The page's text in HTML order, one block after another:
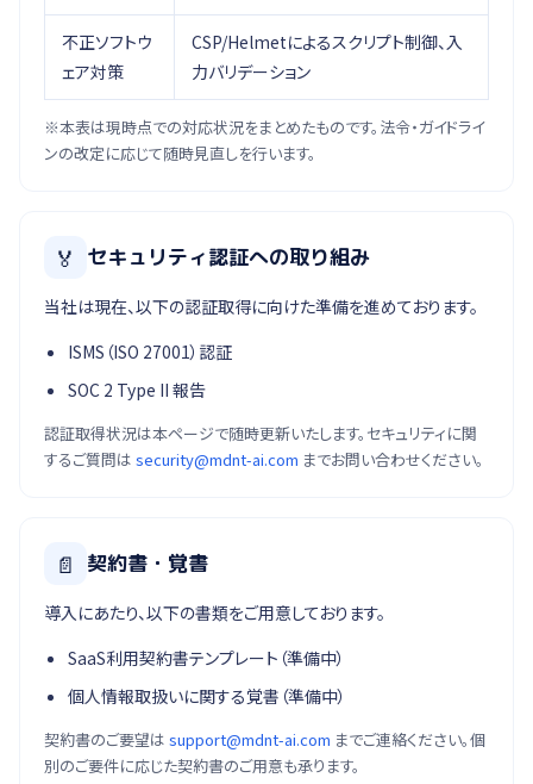
不正ソフトウ
ェア対策
CSP/Helmetによるスクリプト制御、入
力バリデーション
※本表は現時点での対応状況をまとめたものです。法令・ガイドライ
ンの改定に応じて随時見直しを行います。
🏅 セキュリティ認証への取り組み
当社は現在、以下の認証取得に向けた準備を進めております。
ISMS（ISO 27001）認証
SOC 2 Type II 報告
認証取得状況は本ページで随時更新いたします。セキュリティに関
するご質問は security@mdnt-ai.com までお問い合わせください。
📄 契約書・覚書
導入にあたり、以下の書類をご用意しております。
SaaS利用契約書テンプレート（準備中）
個人情報取扱いに関する覚書（準備中）
契約書のご要望は support@mdnt-ai.com までご連絡ください。個
別のご要件に応じた契約書のご用意も承ります。